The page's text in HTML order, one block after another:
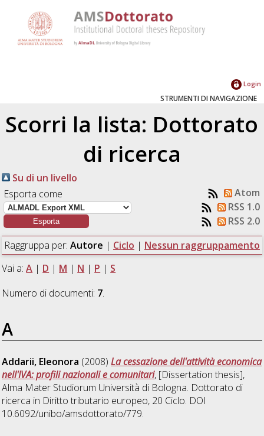
Login
STRUMENTI DI NAVIGAZIONE
Scorri la lista: Dottorato
di ricerca
Su di un livello
Esporta come
Atom
RSS 1.0
RSS 2.0
Raggruppa per: Autore | Ciclo | Nessun raggruppamento
Vai a:A | D | M | N | P | S
Numero di documenti: 7.
A
Addarii, Eleonora (2008)La cessazione dell'attività economica
nell'IVA: profili nazionali e comunitari, [Dissertation thesis],
Alma Mater Studiorum Università di Bologna. Dottorato di
ricerca in Diritto tributario europeo, 20 Ciclo. DOI
10.6092/unibo/amsdottorato/779.